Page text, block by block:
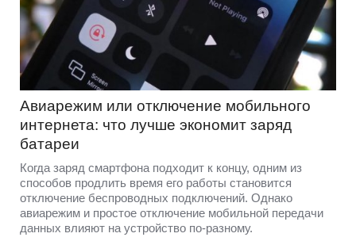
Авиарежим или отключение мобильного
интернета: что лучше экономит заряд
батареи
Когда заряд смартфона подходит к концу, одним из
способов продлить время его работы становится
отключение беспроводных подключений. Однако
авиарежим и простое отключение мобильной передачи
данных влияют на устройство по-разному.